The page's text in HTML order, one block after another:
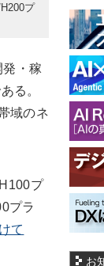
プ
・稼
る。
域のネ
プ
プラ
て
お